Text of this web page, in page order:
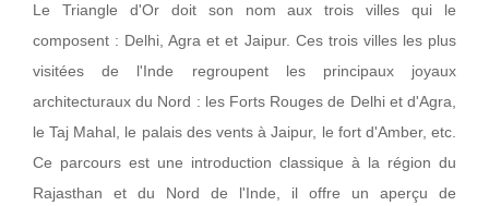
Le Triangle d'Or doit son nom aux trois villes qui le
composent : Delhi, Agra et et Jaipur. Ces trois villes les plus
visitées de l'Inde regroupent les principaux joyaux
architecturaux du Nord : les Forts Rouges de Delhi et d'Agra,
le Taj Mahal, le palais des vents à Jaipur, le fort d'Amber, etc.
Ce parcours est une introduction classique à la région du
Rajasthan et du Nord de l'Inde, il offre un aperçu de